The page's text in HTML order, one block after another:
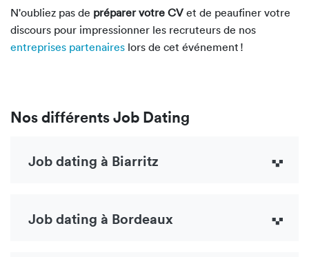
N'oubliez pas de préparer votre CV et de peaufiner votre
discours pour impressionner les recruteurs de nos
entreprises partenaires lors de cet événement !
Nos différents Job Dating
Job dating à Biarritz
Job dating à Bordeaux